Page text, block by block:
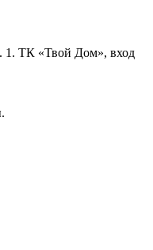
ТК «Твой Дом», вход